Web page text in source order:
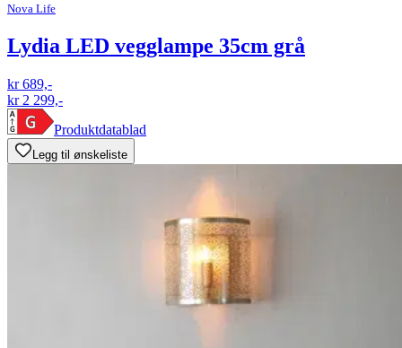
Nova Life
Lydia LED vegglampe 35cm grå
kr 689,-
kr 2 299,-
Produktdatablad
Legg til ønskeliste